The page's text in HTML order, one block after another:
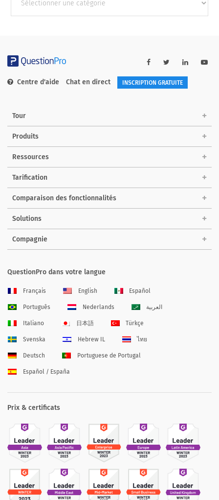
catégories
Centre d'aide Chat en direct INSCRIPTION GRATUITE
Tour
Produits
Ressources
Tarification
Comparaison des fonctionnalités
Solutions
Compagnie
QuestionPro dans votre langue
Français English Español
Português Nederlands العربية
Italiano 日本語 Türkçe
Svenska Hebrew IL ไทย
Deutsch Portuguese de Portugal
Español / España
Prix & certificats